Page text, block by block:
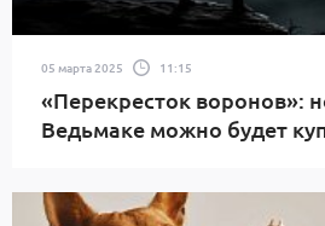
05 марта 2025 11:15
«Перекресток воронов»:
Ведьмаке можно будет